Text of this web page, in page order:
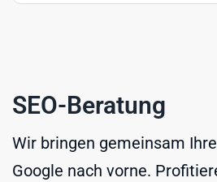
SEO-Beratung
Wir bringen gemeinsam
Google nach vorne.